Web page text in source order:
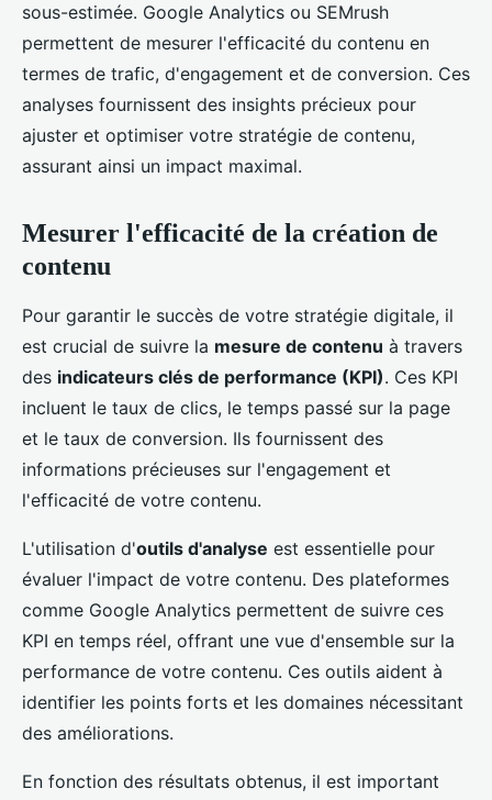
sous-estimée. Google Analytics ou SEMrush
permettent de mesurer l'efficacité du contenu en
termes de trafic, d'engagement et de conversion. Ces
analyses fournissent des insights précieux pour
ajuster et optimiser votre stratégie de contenu,
assurant ainsi un impact maximal.
Mesurer l'efficacité de la création de
contenu
Pour garantir le succès de votre stratégie digitale, il
est crucial de suivre la mesure de contenu à travers
des indicateurs clés de performance (KPI). Ces KPI
incluent le taux de clics, le temps passé sur la page
et le taux de conversion. Ils fournissent des
informations précieuses sur l'engagement et
l'efficacité de votre contenu.
L'utilisation d'outils d'analyse est essentielle pour
évaluer l'impact de votre contenu. Des plateformes
comme Google Analytics permettent de suivre ces
KPI en temps réel, offrant une vue d'ensemble sur la
performance de votre contenu. Ces outils aident à
identifier les points forts et les domaines nécessitant
des améliorations.
En fonction des résultats obtenus, il est important